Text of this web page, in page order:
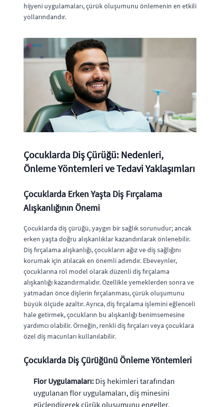
hijyeni uygulamaları, çürük oluşumunu önlemenin en etkili
yollarındandır.
Çocuklarda Diş Çürüğü: Nedenleri,
Önleme Yöntemleri ve Tedavi Yaklaşımları
Çocuklarda Erken Yaşta Diş Fırçalama
Alışkanlığının Önemi
Çocuklarda diş çürüğü, yaygın bir sağlık sorunudur; ancak
erken yaşta doğru alışkanlıklar kazandırılarak önlenebilir.
Diş fırçalama alışkanlığı, çocukların ağız ve diş sağlığını
korumak için atılacak en önemli adımdır. Ebeveynler,
çocuklarına rol model olarak düzenli diş fırçalama
alışkanlığı kazandırmalıdır. Özellikle yemeklerden sonra ve
yatmadan önce dişlerin fırçalanması, çürük oluşumunu
büyük ölçüde azaltır. Ayrıca, diş fırçalama işlemini eğlenceli
hale getirmek, çocukların bu alışkanlığı benimsemesine
yardımcı olabilir. Örneğin, renkli diş fırçaları veya çocuklara
özel diş macunları kullanılabilir.
Çocuklarda Diş Çürüğünü Önleme Yöntemleri
Flor Uygulamaları: Diş hekimleri tarafından
uygulanan flor uygulamaları, diş minesini
güçlendirerek çürük oluşumunu engeller.